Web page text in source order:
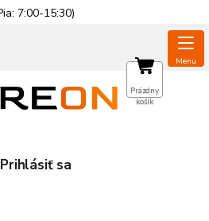
Prihlásiť sa
NÁKUPNÝ
KOŠÍK
Prázdny
košík